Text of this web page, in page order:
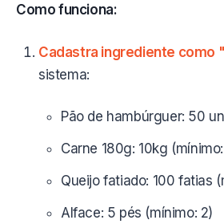
Como funciona:
Cadastra ingrediente como
sistema:
Pão de hambúrguer: 50
Carne 180g: 10kg
Queijo fatiado: 100 fatias
Alface: 5 pés (mínimo: 2)